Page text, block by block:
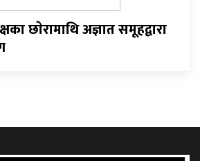
छाेरामाथि अज्ञात समूहद्वारा